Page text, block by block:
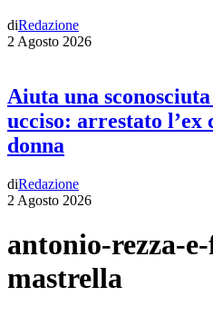
diRedazione
2 Agosto 2026
Aiuta una
ucciso: arrestato l’ex
donna
diRedazione
2 Agosto 2026
antonio-rezza-
mastrella